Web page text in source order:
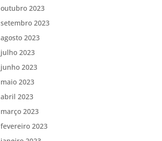
outubro 2023
setembro 2023
agosto 2023
julho 2023
junho 2023
maio 2023
abril 2023
março 2023
fevereiro 2023